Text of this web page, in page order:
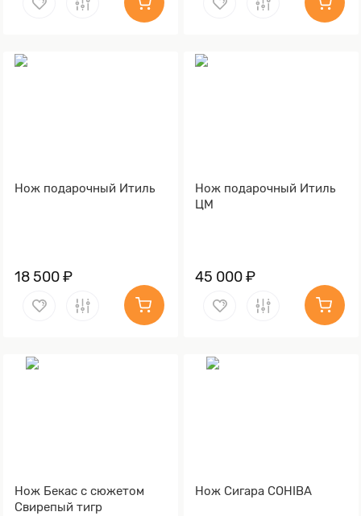
Нож подарочный Итиль
18 500 ₽
Нож подарочный Итиль
ЦМ
45 000 ₽
Нож Бекас с сюжетом
Свирепый тигр
Нож Сигара COHIBA